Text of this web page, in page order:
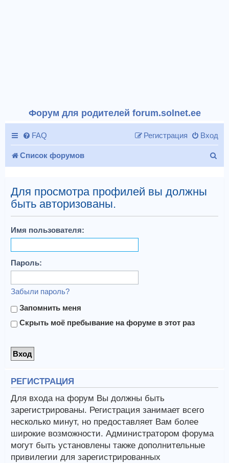
Форум для родителей forum.solnet.ee
FAQ Вход
Регистрация
Список форумов
Для просмотра профилей вы должны
быть авторизованы.
Имя пользователя:
Пароль:
Забыли пароль?
Запомнить меня
Скрыть моё пребывание на форуме в этот раз
РЕГИСТРАЦИЯ
Для входа на форум Вы должны быть
зарегистрированы. Регистрация занимает всего
несколько минут, но предоставляет Вам более
широкие возможности. Администратором форума
могут быть установлены также дополнительные
привилегии для зарегистрированных